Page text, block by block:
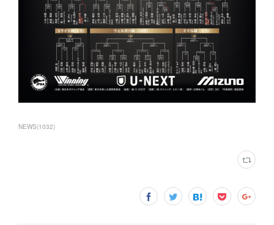
NEWS(1032)